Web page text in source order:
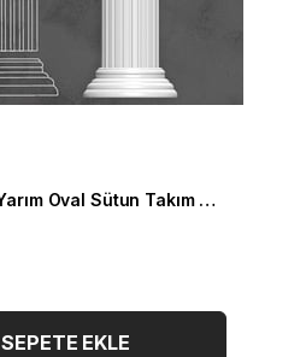
Poliüretan Yarım Oval Sütun Takım 60cm
SEPETE EKLE